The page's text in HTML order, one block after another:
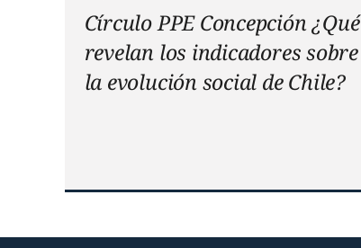
Círculo PPE Concepción ¿Qué
revelan los indicadores sobre
la evolución social de Chile?